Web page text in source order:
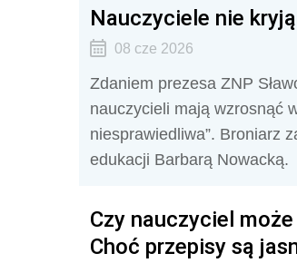
Nauczyciele nie
08 cze 2026
Zdaniem prezesa ZNP
nauczycieli mają wzrosnąć
niesprawiedliwa”. Broniarz
edukacji Barbarą Nowacką.
Czy nauczyciel
Choć przepisy są